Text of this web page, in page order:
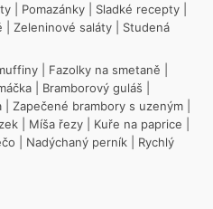
Pomazánky Sladké recepty
Zeleninové saláty
Studená
Fazolky na smetaně
Bramborový guláš
Zapečené brambory s uzeným
Míša řezy Kuře na paprice
Nadýchaný perník
Rychlý